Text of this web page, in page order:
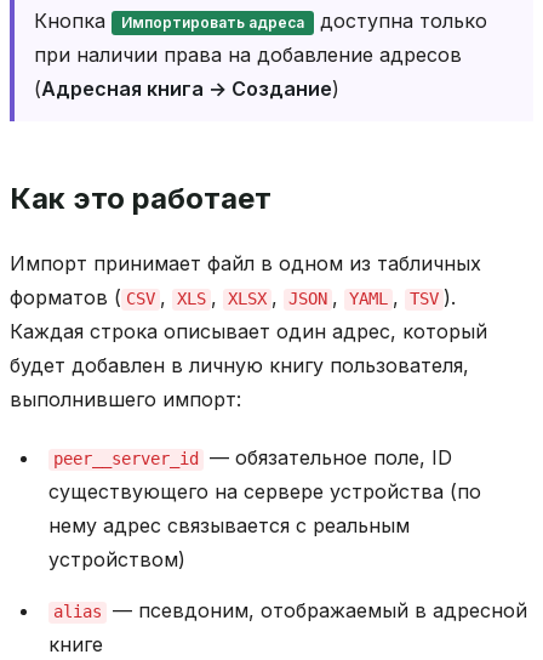
Кнопка Импортировать адреса доступна только
при наличии права на добавление адресов
(Адресная книга → Создание)
Как это работает
Импорт принимает файл в одном из табличных
форматов ( CSV , XLS , XLSX , JSON , YAML , TSV ).
Каждая строка описывает один адрес, который
будет добавлен в личную книгу пользователя,
выполнившего импорт:
peer__server_id
— обязательное поле, ID
существующего на сервере устройства (по
нему адрес связывается с реальным
устройством)
alias
— псевдоним, отображаемый в адресной
книге